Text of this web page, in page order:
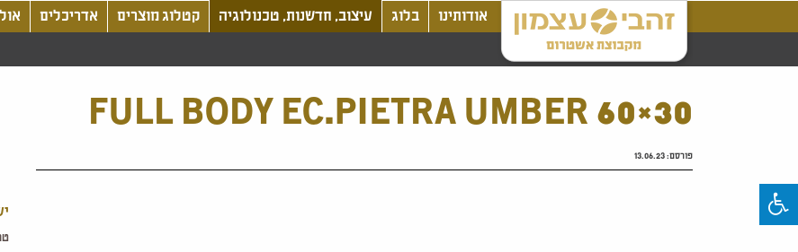
אודותינו בלוג עיצוב, חדשנות, טכנולוגיה קטלוג מוצרים אדריכלים
FULL BODY EC.PIETRA UMBER 60×30
פורסם:13.06.23